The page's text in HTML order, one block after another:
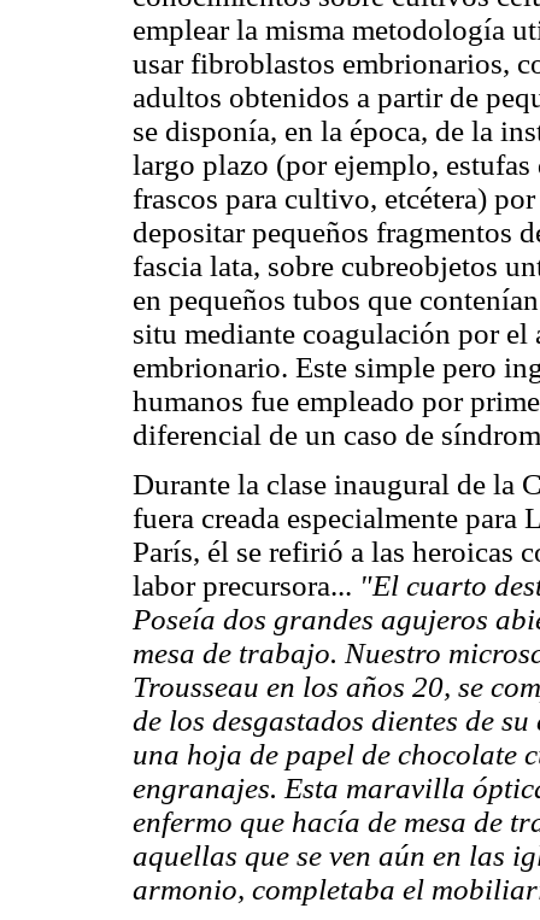
emplear la misma metodología
usar fibroblastos embrionarios,
adultos obtenidos a partir de
se disponía, en la época, de la
largo plazo (por ejemplo,
frascos para cultivo, etcétera)
depositar pequeños fragmentos
fascia lata, sobre cubreobjetos
en pequeños tubos que
situ mediante coagulación por el
embrionario. Este simple pero
humanos fue empleado por
diferencial de un caso de
Durante la clase inaugural de la
fuera creada especialmente
París, él se refirió a las heroicas
labor precursora... "El cuarto
Poseía dos grandes agujeros
mesa de trabajo. Nuestro
Trousseau en los años 20, se
de los desgastados dientes de
una hoja de papel de chocolate
engranajes. Esta maravilla
enfermo que hacía de mesa de
aquellas que se ven aún en las
armonio, completaba el